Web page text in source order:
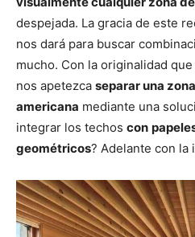
despejada. La gracia de este
nos dará para buscar
mucho. Con la originalidad
nos apetezca separar una
americana mediante una
integrar los techos con
geométricos? Adelante con la